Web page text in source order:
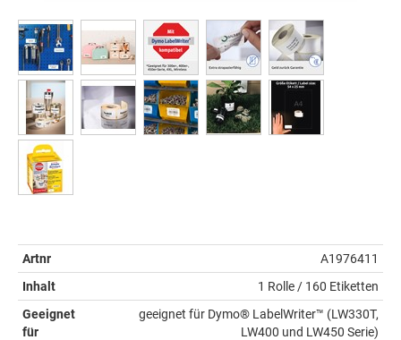
Artnr
A1976411
Inhalt
1 Rolle / 160 Etiketten
Geeignet
für
geeignet für Dymo® LabelWriter™ (LW330T,
LW400 und LW450 Serie)